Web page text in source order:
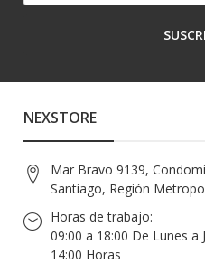
NEXSTORE
Mar Bravo 9139,
Santiago, Región
Horas de trabajo:
09:00 a 18:00 De Lunes a
14:00 Horas